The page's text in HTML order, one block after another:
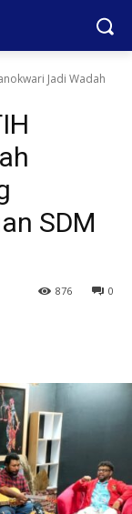
Jadi Wadah
SDM
0
876